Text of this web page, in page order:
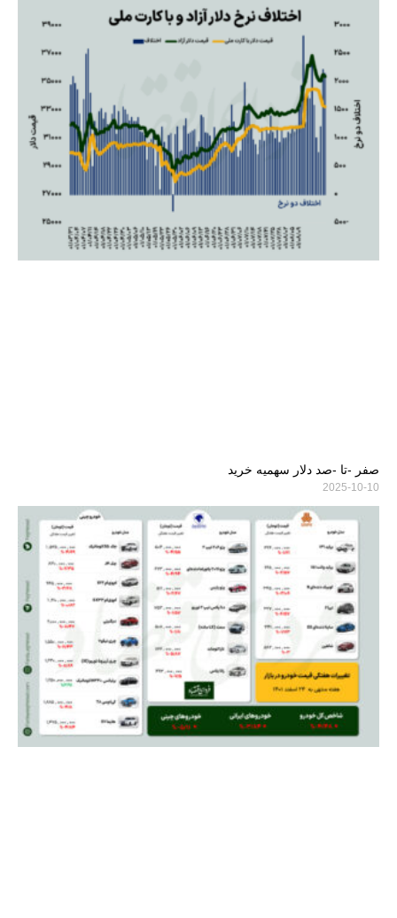
صفر -تا -صد دلار سهمیه خرید
2025-10-10